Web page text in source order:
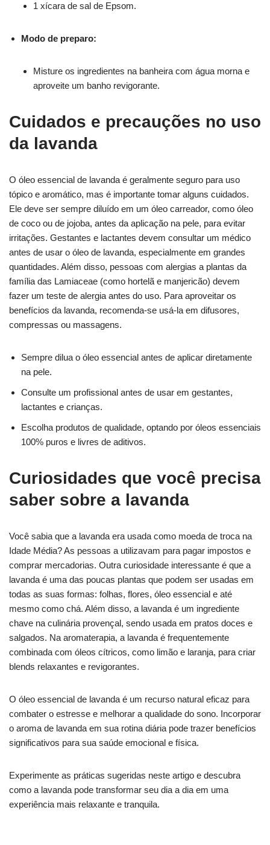
1 xícara de sal de Epsom.
Modo de preparo:
Misture os ingredientes na banheira com água morna e
aproveite um banho revigorante.
Cuidados e precauções no uso
da lavanda
O óleo essencial de lavanda é geralmente seguro para uso
tópico e aromático, mas é importante tomar alguns cuidados.
Ele deve ser sempre diluído em um óleo carreador, como óleo
de coco ou de jojoba, antes da aplicação na pele, para evitar
irritações. Gestantes e lactantes devem consultar um médico
antes de usar o óleo de lavanda, especialmente em grandes
quantidades. Além disso, pessoas com alergias a plantas da
família das Lamiaceae (como hortelã e manjericão) devem
fazer um teste de alergia antes do uso. Para aproveitar os
benefícios da lavanda, recomenda-se usá-la em difusores,
compressas ou massagens.
Sempre dilua o óleo essencial antes de aplicar diretamente
na pele.
Consulte um profissional antes de usar em gestantes,
lactantes e crianças.
Escolha produtos de qualidade, optando por óleos essenciais
100% puros e livres de aditivos.
Curiosidades que você precisa
saber sobre a lavanda
Você sabia que a lavanda era usada como moeda de troca na
Idade Média? As pessoas a utilizavam para pagar impostos e
comprar mercadorias. Outra curiosidade interessante é que a
lavanda é uma das poucas plantas que podem ser usadas em
todas as suas formas: folhas, flores, óleo essencial e até
mesmo como chá. Além disso, a lavanda é um ingrediente
chave na culinária provençal, sendo usada em pratos doces e
salgados. Na aromaterapia, a lavanda é frequentemente
combinada com óleos cítricos, como limão e laranja, para criar
blends relaxantes e revigorantes.
O óleo essencial de lavanda é um recurso natural eficaz para
combater o estresse e melhorar a qualidade do sono. Incorporar
o aroma de lavanda em sua rotina diária pode trazer benefícios
significativos para sua saúde emocional e física.
Experimente as práticas sugeridas neste artigo e descubra
como a lavanda pode transformar seu dia a dia em uma
experiência mais relaxante e tranquila.